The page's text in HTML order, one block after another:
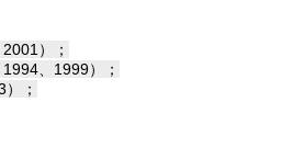
）；
、1999）；
；